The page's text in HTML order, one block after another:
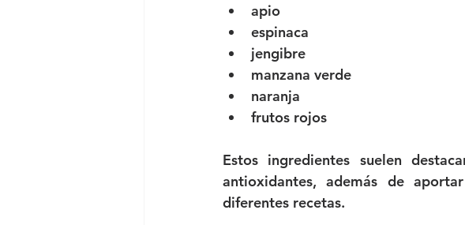
apio
espinaca
jengibre
manzana verde
naranja
frutos rojos
Estos ingredientes suelen
antioxidantes, además de
diferentes recetas.